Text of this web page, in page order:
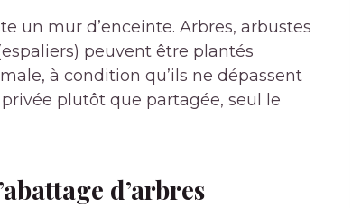
un mur d’enceinte. Arbres, arbustes
espaliers) peuvent être plantés
à condition qu’ils ne dépassent
plutôt que partagée, seul le
d’arbres